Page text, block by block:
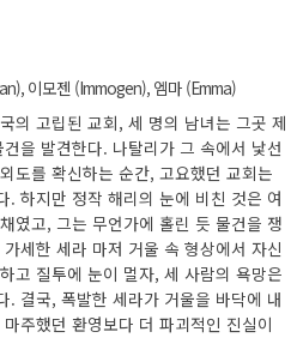
이모젠 (Immogen), 엠마 (Emma)
의 고립된 교회, 세 명의 남녀는 그곳 제
을 발견한다. 나탈리가 그 속에서 낯선
도를 확신하는 순간, 고요했던 교회는
. 하지만 정작 해리의 눈에 비친 것은 여
였고, 그는 무언가에 홀린 듯 물건을 쟁
세한 세라 마저 거울 속 형상에서 자신
고 질투에 눈이 멀자, 세 사람의 욕망은
. 결국, 폭발한 세라가 거울을 바닥에 내
주했던 환영보다 더 파괴적인 진실이